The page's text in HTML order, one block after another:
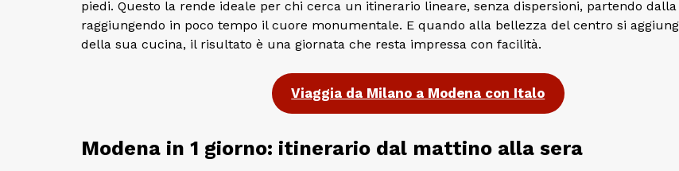
piedi. Questo la rende ideale per chi cerca un itinerario lineare, senza dispersioni, partendo dalla
raggiungendo in poco tempo il cuore monumentale. E quando alla bellezza del centro si
della sua cucina, il risultato è una giornata che resta impressa con facilità.
Viaggia da Milano a Modena con Italo
Modena in 1 giorno: itinerario dal mattino alla sera